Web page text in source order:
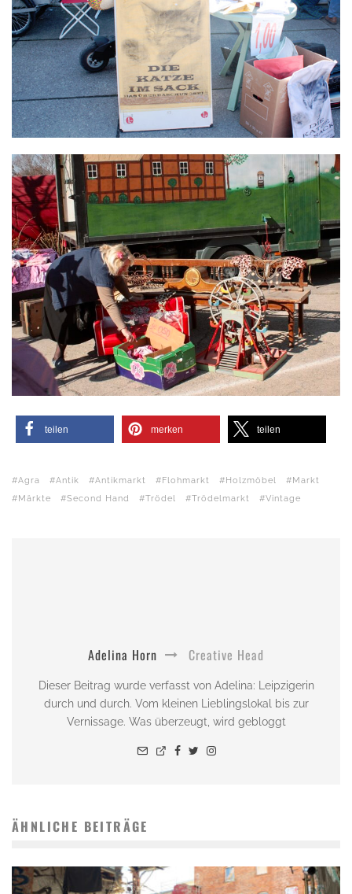
teilen merken teilen
Agra Antik Antikmarkt Flohmarkt Holzmöbel
Markt
Märkte
Second Hand Trödel Trödelmarkt Vintage
Adelina Horn Creative Head
Dieser Beitrag wurde verfasst von Adelina: Leipzigerin
durch und durch. Vom kleinen Lieblingslokal bis zur
Vernissage. Was überzeugt, wird gebloggt
ÄHNLICHE BEITRÄGE